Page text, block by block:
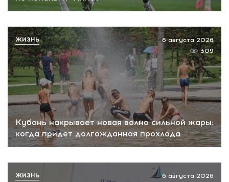
Кубань накрывает новая волна сильной жары:
когда придет долгожданная прохлада
6 августа 2026
309
ЖИЗНЬ
6 августа 2026
ЖИЗНЬ